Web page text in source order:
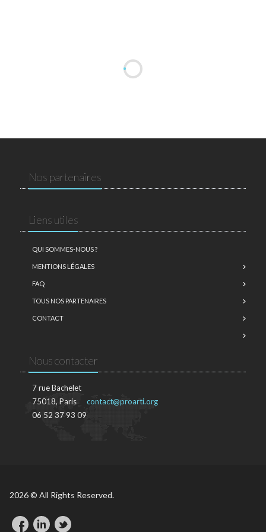
Nos partenaires
Liens utiles
QUI SOMMES-NOUS ?
MENTIONS LÉGALES
FAQ
TOUS NOS PARTENAIRES
CONTACT
Nous contacter
7 rue Bachelet
75018, Paris
06 52 37 93 09
contact@proarti.org
2026 © All Rights Reserved.